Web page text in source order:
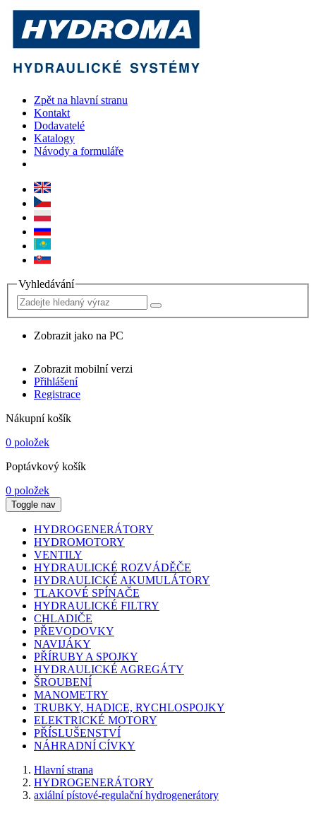
Zpět na hlavní stranu
Kontakt
Dodavatelé
Katalogy
Návody a formuláře
Vyhledávání
Zobrazit jako na PC
Zobrazit mobilní verzi
Přihlášení
Registrace
Nákupní košík
0 položek
Poptávkový košík
0 položek
Toggle nav
HYDROGENERÁTORY
HYDROMOTORY
VENTILY
HYDRAULICKÉ ROZVÁDĚČE
HYDRAULICKÉ AKUMULÁTORY
TLAKOVÉ SPÍNAČE
HYDRAULICKÉ FILTRY
CHLADIČE
PŘEVODOVKY
NAVIJÁKY
PŘÍRUBY A SPOJKY
HYDRAULICKÉ AGREGÁTY
ŠROUBENÍ
MANOMETRY
TRUBKY, HADICE, RYCHLOSPOJKY
ELEKTRICKÉ MOTORY
PŘÍSLUŠENSTVÍ
NÁHRADNÍ CÍVKY
Hlavní strana
HYDROGENERÁTORY
axiální pístové-regulační hydrogenerátory